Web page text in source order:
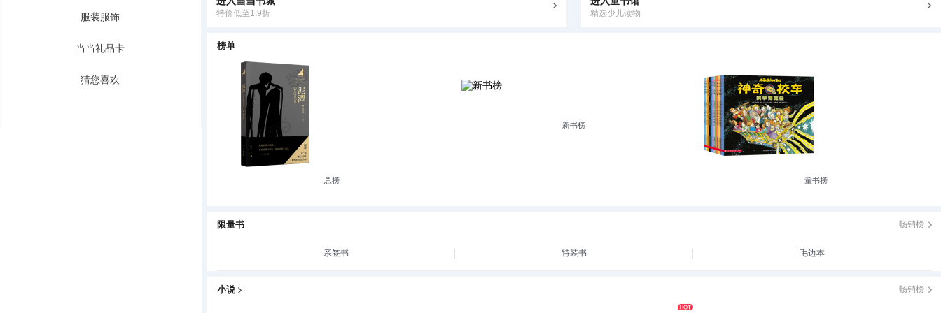
服装服饰
当当礼品卡
猜您喜欢
特价低至1.9折 精选少儿读物
榜单
总榜
新书榜
童书榜
限量书 畅销榜
亲签书 特装书 毛边本
小说 畅销榜